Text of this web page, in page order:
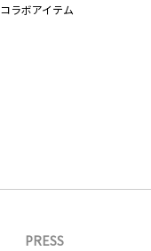
コラボアイテム
PRESS